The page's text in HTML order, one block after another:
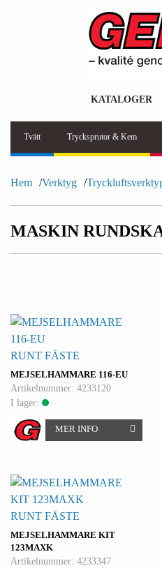
KATALOGER
Tvätt Trycksprutor & Kem
Hem Verktyg
MASKIN
MEJSELHAMMARE 116-EU
RUNT FÄSTE
Artikelnummer: 4233120
I lager:
MER INFO
MEJSELHAMMARE KIT
123MAXK
RUNT FÄSTE
Artikelnummer: 4233347